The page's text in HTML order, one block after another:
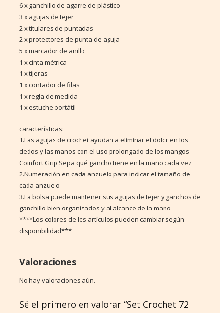
6 x ganchillo de agarre de plástico
3 x agujas de tejer
2 x titulares de puntadas
2 x protectores de punta de aguja
5 x marcador de anillo
1 x cinta métrica
1 x tijeras
1 x contador de filas
1 x regla de medida
1 x estuche portátil
características:
1.Las agujas de crochet ayudan a eliminar el dolor en los
dedos y las manos con el uso prolongado de los mangos
Comfort Grip Sepa qué gancho tiene en la mano cada vez
2.Numeración en cada anzuelo para indicar el tamaño de
cada anzuelo
3.La bolsa puede mantener sus agujas de tejer y ganchos de
ganchillo bien organizados y al alcance de la mano
****Los colores de los artículos pueden cambiar según
disponibilidad***
Valoraciones
No hay valoraciones aún.
Sé el primero en valorar “Set Crochet 72